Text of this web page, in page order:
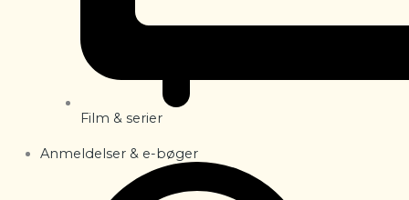
Film & serier
Anmeldelser & e-bøger